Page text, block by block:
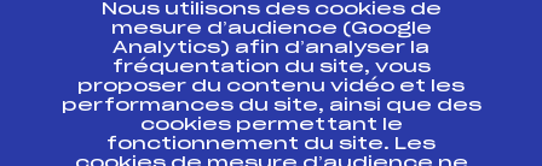
Ressources
Pass’Neige
Projet sportif fédéral
Nous utilisons des cookies de
mesure d’audience (Google
Analytics) afin d’analyser la
fréquentation du site, vous
proposer du contenu vidéo et les
performances du site, ainsi que des
cookies permettant le
fonctionnement du site. Les